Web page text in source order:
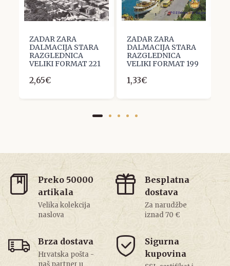
ZADAR ZARA
DALMACIJA STARA
RAZGLEDNICA
VELIKI FORMAT 221
2,65€
ZADAR ZARA
DALMACIJA STARA
RAZGLEDNICA
VELIKI FORMAT 199
1,33€
Preko 50000
artikala
Velika kolekcija
naslova
Besplatna
dostava
Za narudžbe
iznad 70 €
Brza dostava
Hrvatska pošta -
naš partner u
Sigurna
kupovina